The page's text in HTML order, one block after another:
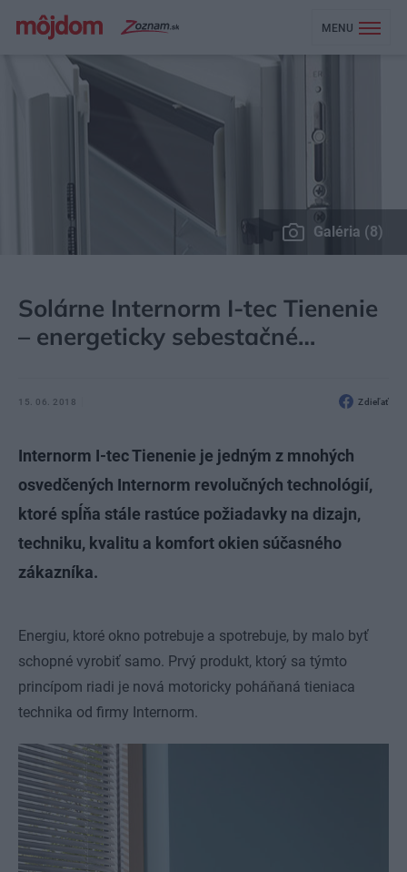
MENU
Galéria (8)
Solárne Internorm I-tec Tienenie
– energeticky sebestačné…
15. 06. 2018 Zdieľať
Internorm I-tec Tienenie je jedným z mnohých
osvedčených Internorm revolučných technológií,
ktoré spĺňa stále rastúce požiadavky na dizajn,
techniku, kvalitu a komfort okien súčasného
zákazníka.
Energiu, ktoré okno potrebuje a spotrebuje, by malo byť
schopné vyrobiť samo. Prvý produkt, ktorý sa týmto
princípom riadi je nová motoricky poháňaná tieniaca
technika od firmy Internorm.